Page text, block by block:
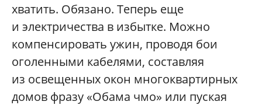
хватить. Обязано. Теперь еще
и электричества в избытке. Можно
компенсировать ужин, проводя бои
оголенными кабелями, составляя
из освещенных окон многоквартирных
домов фразу «Обама чмо» или пуская